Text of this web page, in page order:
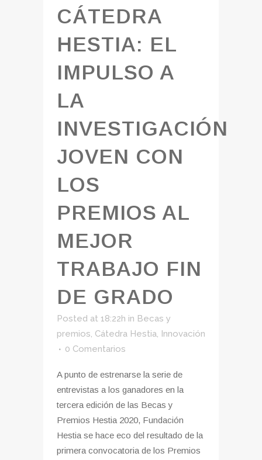
CÁTEDRA
HESTIA: EL
IMPULSO A
LA
INVESTIGACIÓN
JOVEN CON
LOS
PREMIOS AL
MEJOR
TRABAJO FIN
DE GRADO
Posted at 18:22h in Becas y
premios, Cátedra Hestia, Innovación
0 Comentarios
A punto de estrenarse la serie de
entrevistas a los ganadores en la
tercera edición de las Becas y
Premios Hestia 2020, Fundación
Hestia se hace eco del resultado de la
primera convocatoria de los Premios